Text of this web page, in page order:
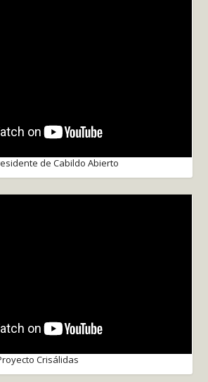
de Cabildo Abierto
Crisálidas